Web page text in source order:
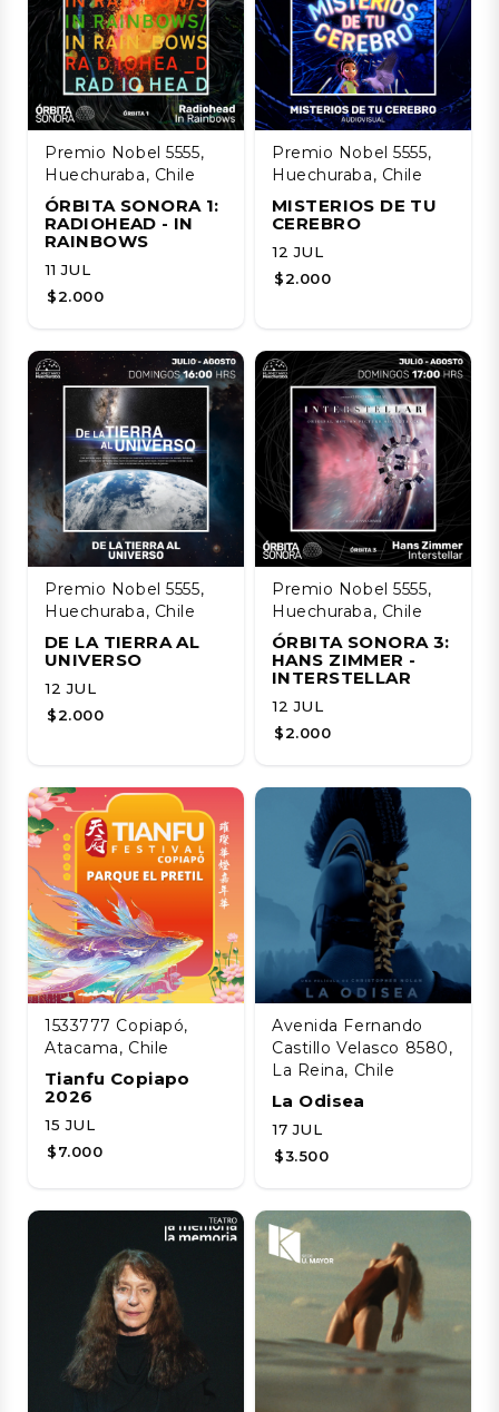
Premio Nobel 5555,
Huechuraba, Chile
ÓRBITA SONORA 1:
RADIOHEAD - IN
RAINBOWS
11 JUL
$2.000
Premio Nobel 5555,
Huechuraba, Chile
MISTERIOS DE TU
CEREBRO
12 JUL
$2.000
Premio Nobel 5555,
Huechuraba, Chile
DE LA TIERRA AL
UNIVERSO
12 JUL
$2.000
Premio Nobel 5555,
Huechuraba, Chile
ÓRBITA SONORA 3:
HANS ZIMMER -
INTERSTELLAR
12 JUL
$2.000
1533777 Copiapó,
Atacama, Chile
Tianfu Copiapo
2026
15 JUL
$7.000
Avenida Fernando
Castillo Velasco 8580,
La Reina, Chile
La Odisea
17 JUL
$3.500